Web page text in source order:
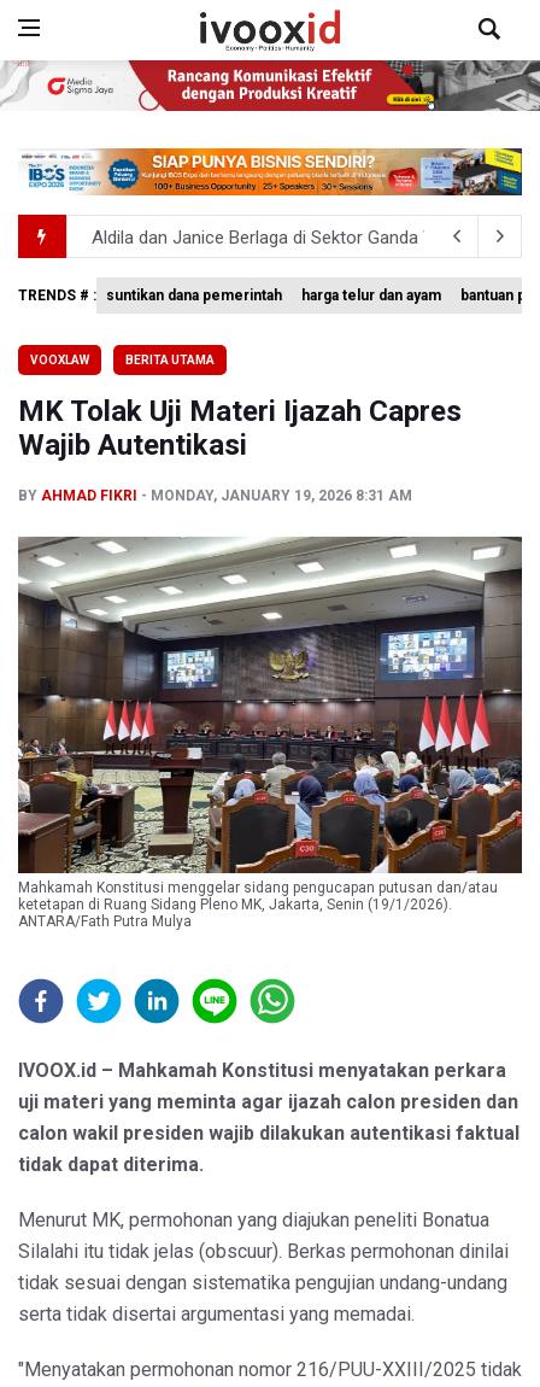
Aldila dan Janice Berlaga di Sektor Ganda WTA 1000
Ramai di Media Sosial Soal Rehat Waktu 48 Jam
OJK Wajibkan Pindar Serahkan Data Transaksi
Garuda Pertiwi dan Putri Nusantara akan Bela Indonesia
TRENDS # : suntikan dana pemerintah harga telur dan ayam bantuan
VOOXLAW BERITA UTAMA
MK Tolak Uji Materi Ijazah Capres
Wajib Autentikasi
BY AHMAD FIKRI MONDAY, JANUARY 19, 2026 8:31 AM
Mahkamah Konstitusi menggelar sidang pengucapan putusan dan/atau
ketetapan di Ruang Sidang Pleno MK, Jakarta, Senin (19/1/2026).
ANTARA/Fath Putra Mulya
IVOOX.id – Mahkamah Konstitusi menyatakan perkara
uji materi yang meminta agar ijazah calon presiden dan
calon wakil presiden wajib dilakukan autentikasi faktual
tidak dapat diterima.
Menurut MK, permohonan yang diajukan peneliti Bonatua
Silalahi itu tidak jelas (obscuur). Berkas permohonan dinilai
tidak sesuai dengan sistematika pengujian undang-undang
serta tidak disertai argumentasi yang memadai.
"Menyatakan permohonan nomor 216/PUU-XXIII/2025 tidak